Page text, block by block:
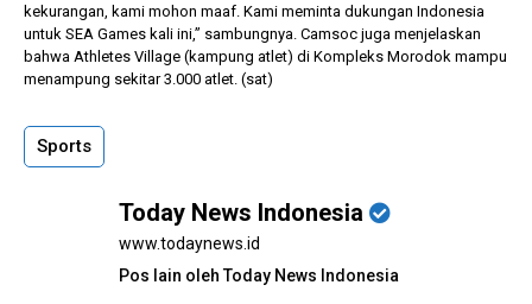
kekurangan, kami mohon maaf. Kami meminta dukungan Indonesia
untuk SEA Games kali ini,” sambungnya. Camsoc juga menjelaskan
bahwa Athletes Village (kampung atlet) di Kompleks Morodok mampu
menampung sekitar 3.000 atlet. (sat)
Sports
Today News Indonesia
www.todaynews.id
Pos lain oleh Today News Indonesia